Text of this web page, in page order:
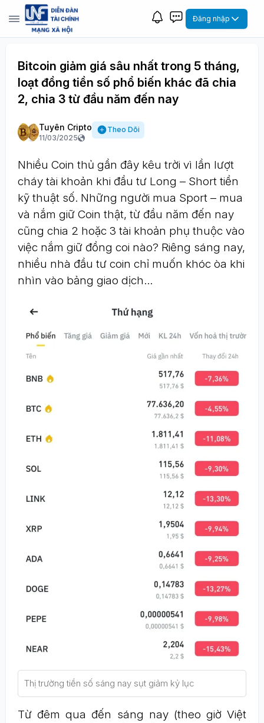
Đăng nhập
Bitcoin giảm giá sâu nhất trong 5 tháng,
loạt đồng tiền số phổ biến khác đã chia
2, chia 3 từ đầu năm đến nay
Tuyên Cripto
11/03/2025
Theo Dõi
Nhiều Coin thủ gần đây kêu trời vì lần lượt
cháy tài khoản khi đầu tư Long – Short tiền
kỹ thuật số. Những người mua Sport – mua
và nắm giữ Coin thật, từ đầu năm đến nay
cũng chia 2 hoặc 3 tài khoản phụ thuộc vào
việc nắm giữ đồng coi nào? Riêng sáng nay,
nhiều nhà đầu tư coin chỉ muốn khóc òa khi
nhìn vào bảng giao dịch...
Thị trường tiền số sáng nay sụt giảm kỷ lục
Từ đêm qua đến sáng nay (theo giờ Việt